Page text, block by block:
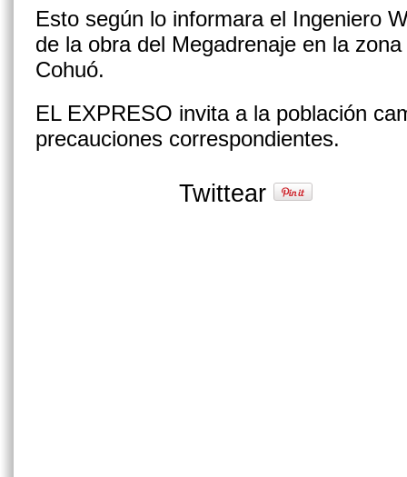
Esto según lo informara el Ingeniero
de la obra del Megadrenaje en la
Cohuó.
EL EXPRESO invita a la población
precauciones correspondientes.
Twittear